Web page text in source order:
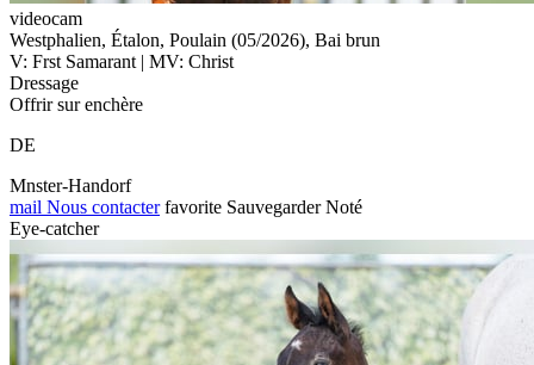
videocam
Westphalien, Étalon, Poulain (05/2026), Bai brun
V: Frst Samarant | MV: Christ
Dressage
Offrir sur enchère
DE
Mnster-Handorf
mail Nous contacter favorite Sauvegarder Noté
Eye-catcher